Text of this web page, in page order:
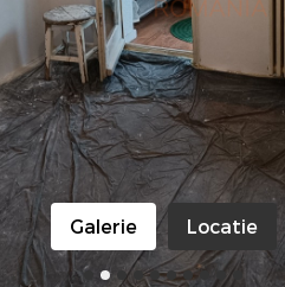
Galerie Locatie